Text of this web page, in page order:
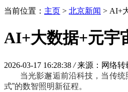
当前位置： 主页 > 北京新闻 > AI+
AI+大数据+元宇
2026-03-17 16:28:38 / 来源：网络转
当光影邂逅前沿科技，当传
式”的数智照明新征程。